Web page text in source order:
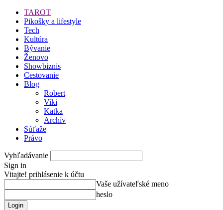
TAROT
Pikošky a lifestyle
Tech
Kultúra
Bývanie
Ženovo
Showbiznis
Cestovanie
Blog
Robert
Viki
Katka
Archív
Súťaže
Právo
Vyhľadávanie
Sign in
Vitajte! prihlásenie k účtu
Vaše užívateľské meno
heslo